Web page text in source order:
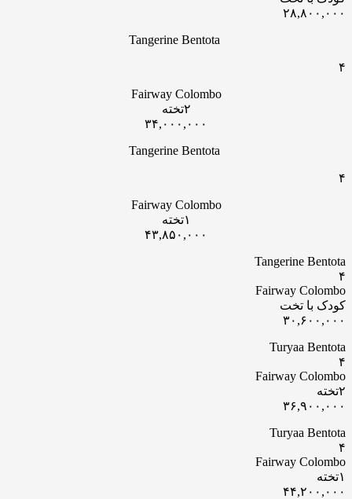
۲۸,۸۰۰,۰۰۰
۴
Fairway Colombo
۲تخته
۳۴,۰۰۰,۰۰۰
۴
Fairway Colombo
۱تخته
۴۳,۸۵۰,۰۰۰
Tangerine Bentota
۴
Fairway Colombo
کودک با تخت
۳۰,۶۰۰,۰۰۰
Turyaa Bentota
۴
Fairway Colombo
۲تخته
۳۶,۹۰۰,۰۰۰
Turyaa Bentota
۴
Fairway Colombo
۱تخته
۴۴,۲۰۰,۰۰۰